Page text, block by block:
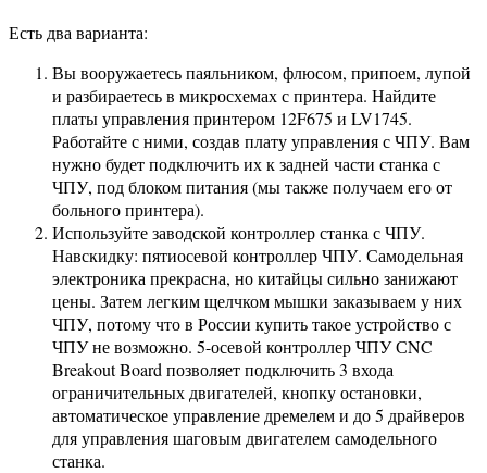
Есть два варианта:
Вы вооружаетесь паяльником, флюсом, припоем, лупой
и разбираетесь в микросхемах с принтера. Найдите
платы управления принтером 12F675 и LV1745.
Работайте с ними, создав плату управления с ЧПУ. Вам
нужно будет подключить их к задней части станка с
ЧПУ, под блоком питания (мы также получаем его от
больного принтера).
Используйте заводской контроллер станка с ЧПУ.
Навскидку: пятиосевой контроллер ЧПУ. Самодельная
электроника прекрасна, но китайцы сильно занижают
цены. Затем легким щелчком мышки заказываем у них
ЧПУ, потому что в России купить такое устройство с
ЧПУ не возможно. 5-осевой контроллер ЧПУ СNC
Breakout Board позволяет подключить 3 входа
ограничительных двигателей, кнопку остановки,
автоматическое управление дремелем и до 5 драйверов
для управления шаговым двигателем самодельного
станка.